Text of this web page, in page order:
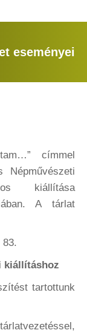
eseményei
címmel
kiállítása
A tárlat
83.
kiállításhoz
tartottunk